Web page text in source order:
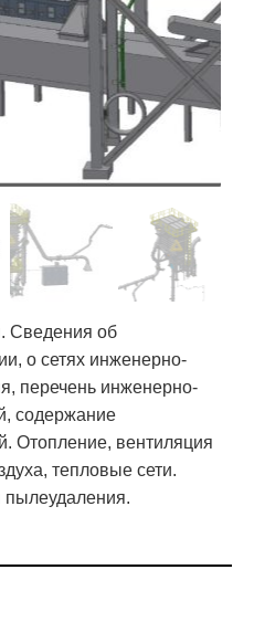
Сведения об
о сетях инженерно-
перечень инженерно-
содержание
Отопление, вентиляция
тепловые сети.